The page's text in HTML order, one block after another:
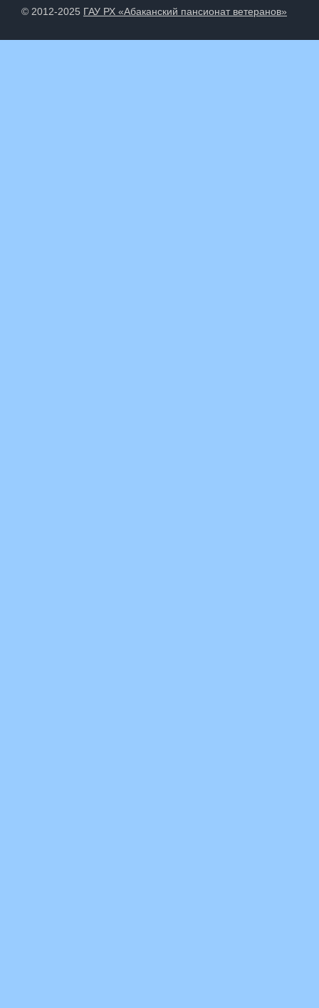
© 2012-2025 ГАУ РХ «Абаканский пансионат ветеранов»